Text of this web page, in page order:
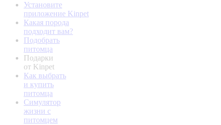
Установите
приложение Kinpet
Какая порода
подходит вам?
Подобрать
питомца
Подарки
от Kinpet
Как выбрать
и купить
питомца
Симулятор
жизни с
питомцем